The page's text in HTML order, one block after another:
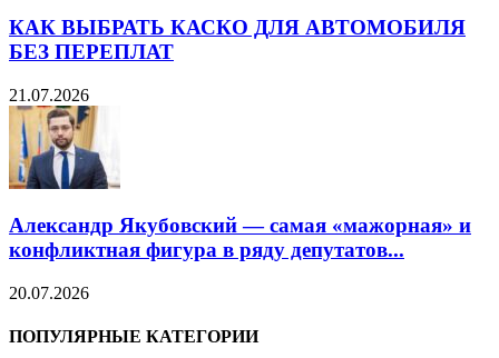
КАК ВЫБРАТЬ КАСКО ДЛЯ АВТОМОБИЛЯ
БЕЗ ПЕРЕПЛАТ
21.07.2026
Александр Якубовский — самая «мажорная» и
конфликтная фигура в ряду депутатов...
20.07.2026
ПОПУЛЯРНЫЕ КАТЕГОРИИ